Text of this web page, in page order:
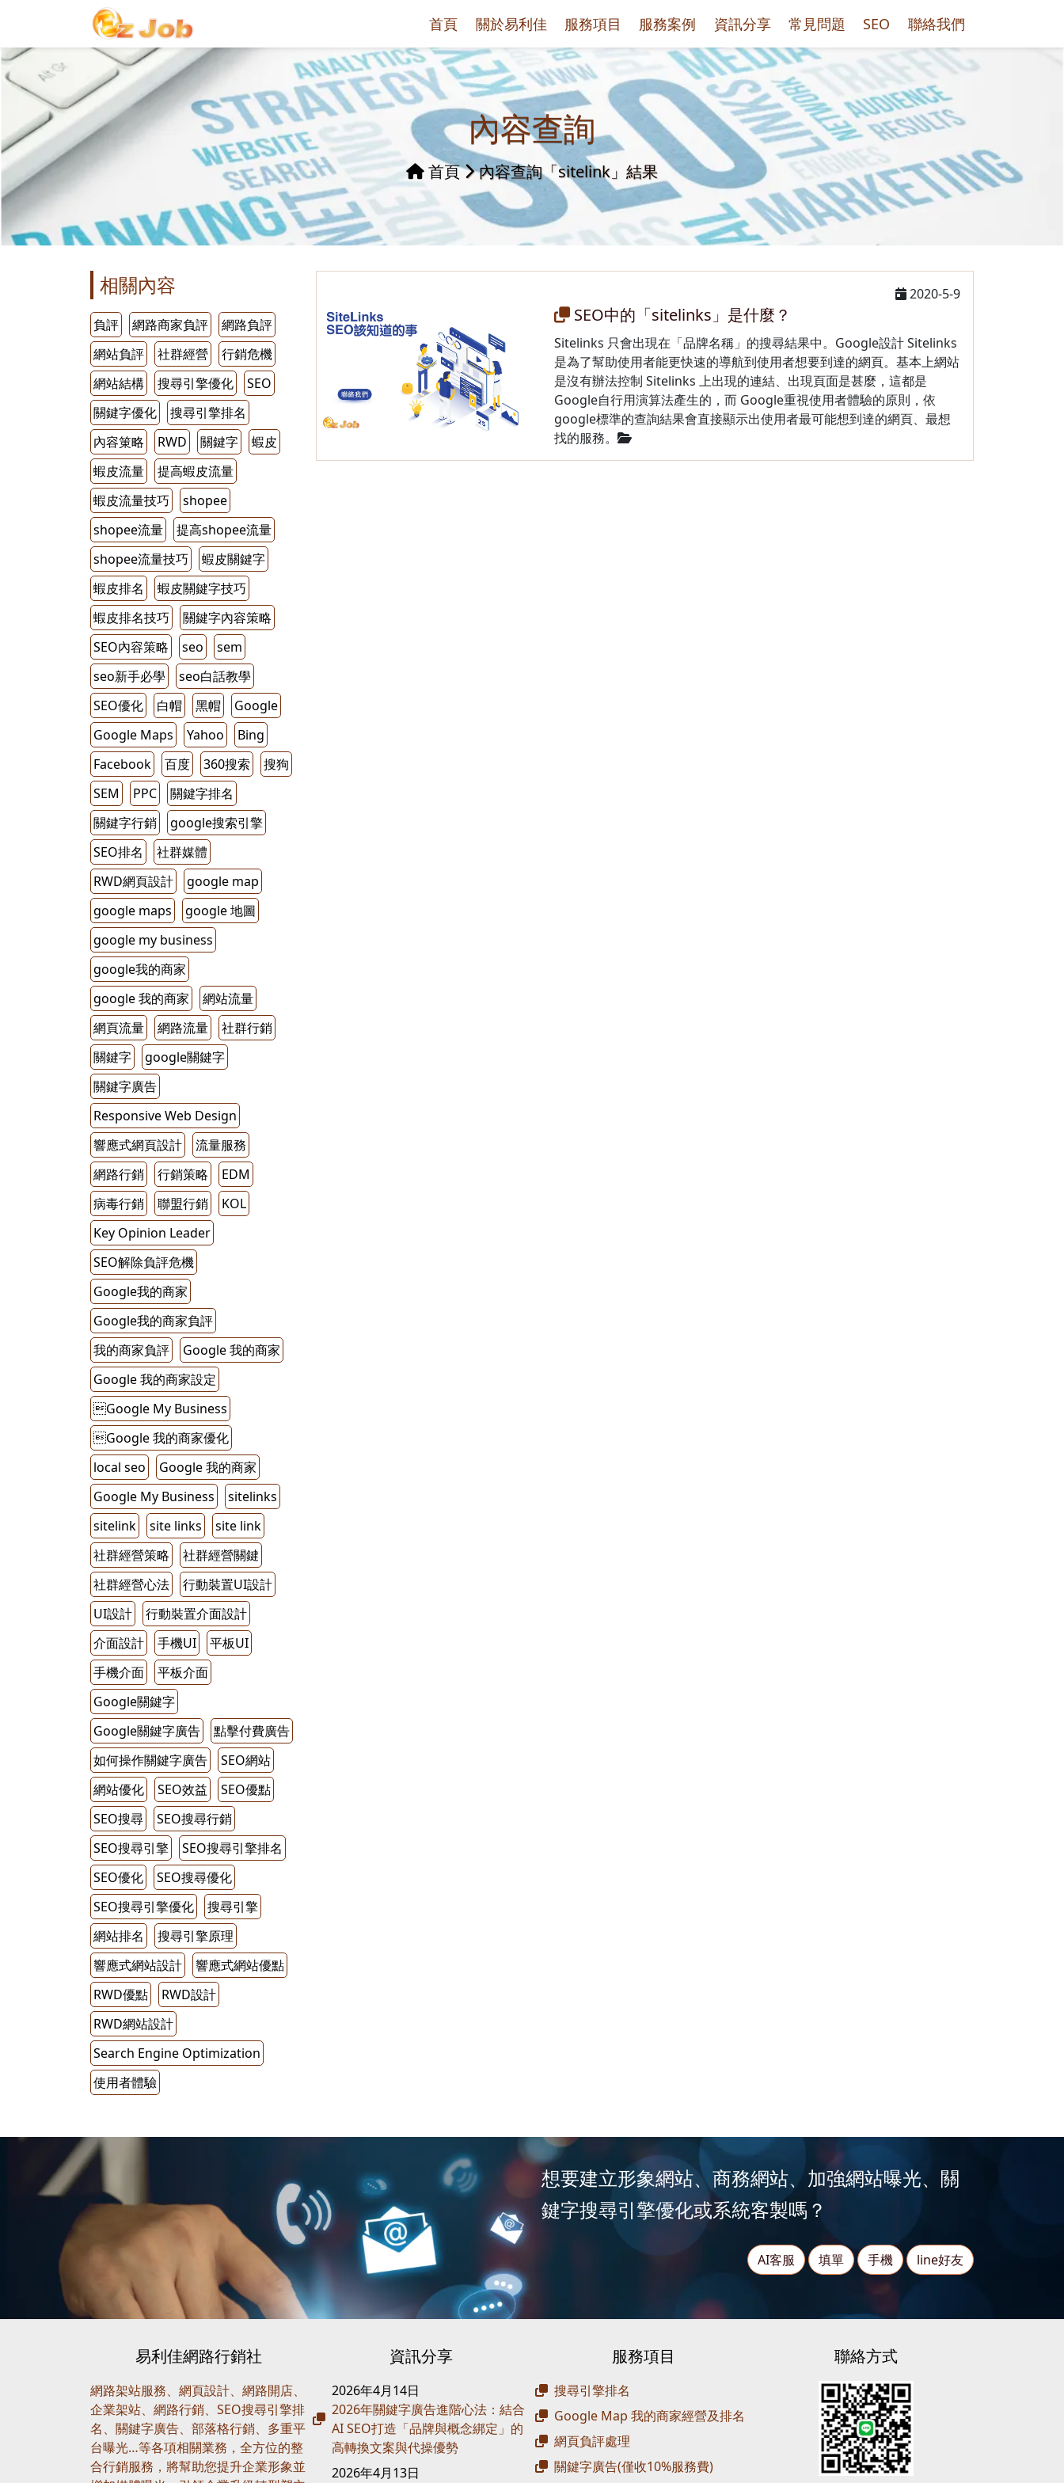
首頁 關於易利佳 服務項目 服務案例 資訊分享 常見問題 SEO 聯絡我們
內容查詢
首頁 內容查詢「sitelink」結果
相關內容
負評 網路商家負評
網路負評
網站負評
社群經營
行銷危機
網站結構
搜尋引擎優化
SEO
關鍵字優化
搜尋引擎排名
內容䇿略
RWD 關鍵字
蝦皮
蝦皮流量
提高蝦皮流量
蝦皮流量技巧
shopee
shopee流量
提高shopee流量
shopee流量技巧
蝦皮關鍵字
蝦皮排名
蝦皮關鍵字技巧
蝦皮排名技巧
關鍵字內容策略
SEO內容策略
seo
sem
seo新手必學
seo白話教學
SEO優化
白帽 黑帽
Google
Google Maps
Yahoo
Bing
Facebook
百度 360搜索
搜狗
SEM
PPC
關鍵字排名
關鍵字行銷
google搜索引擎
SEO排名
社群媒體
RWD網頁設計
google map
google maps
google 地圖
google my business
google我的商家
google 我的商家
網站流量
網頁流量
網路流量
社群行銷
關鍵字
google關鍵字
關鍵字廣告
Responsive Web Design
響應式網頁設計
流量服務
網路行銷
行銷策略
EDM
病毒行銷
聯盟行銷
KOL
Key Opinion Leader
SEO解除負評危機
Google我的商家
Google我的商家負評
我的商家負評
Google 我的商家
Google 我的商家設定
Google My Business
Google 我的商家優化
local seo
Google 我的商家
Google My Business
sitelinks
sitelink
site links
site link
社群經營策略
社群經營關鍵
社群經營心法
行動裝置UI設計
UI設計
行動裝置介面設計
介面設計
手機UI
平板UI
手機介面
平板介面
Google關鍵字
Google關鍵字廣告
點擊付費廣告
如何操作關鍵字廣告
SEO網站
網站優化
SEO效益
SEO優點
SEO搜尋
SEO搜尋行銷
SEO搜尋引擎
SEO搜尋引擎排名
SEO優化
SEO搜尋優化
SEO搜尋引擎優化
搜尋引擎
網站排名
搜尋引擎原理
響應式網站設計
響應式網站優點
RWD優點
RWD設計
RWD網站設計
Search Engine Optimization
使用者體驗
2020-5-9
SEO中的「sitelinks」是什麼？
Sitelinks 只會出現在「品牌名稱」的搜尋結果中。Google設計 Sitelinks
是為了幫助使用者能更快速的導航到使用者想要到達的網頁。基本上網站
是沒有辦法控制 Sitelinks 上出現的連結、出現頁面是甚麼，這都是
Google自行用演算法產生的，而 Google重視使用者體驗的原則，依
google標準的查詢結果會直接顯示出使用者最可能想到達的網頁、最想
找的服務。
想要建立形象網站、商務網站、加強網站曝光、關
鍵字搜尋引擎優化或系統客製嗎？
AI客服 填單 手機 line好友
易利佳網路行銷社
網路架站服務、網頁設計、網路開店、
企業架站、網路行銷、SEO搜尋引擎排
名、關鍵字廣告、部落格行銷、多重平
台曝光…等各項相關業務，全方位的整
合行銷服務，將幫助您提升企業形象並
資訊分享
2026年4月14日
2026年關鍵字廣告進階心法：結合
AI SEO打造「品牌與概念綁定」的
高轉換文案與代操優勢
2026年4月13日
服務項目
搜尋引擎排名
Google Map 我的商家經營及排名
網頁負評處理
關鍵字廣告(僅收10%服務費)
聯絡方式